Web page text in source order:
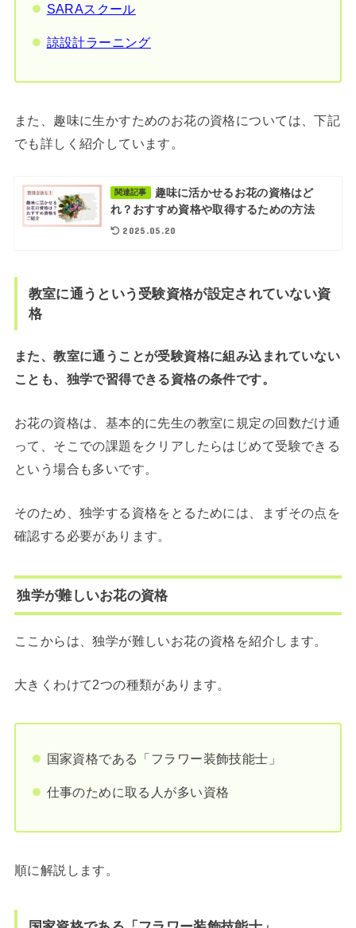
SARAスクール
諒設計ラーニング
また、趣味に生かすためのお花の資格については、下記
でも詳しく紹介しています。
関連記事
趣味に活かせるお花の資格はど
れ？おすすめ資格や取得するための方法
2025.05.20
教室に通うという受験資格が設定されていない資
格
また、教室に通うことが受験資格に組み込まれていない
ことも、独学で習得できる資格の条件です。
お花の資格は、基本的に先生の教室に規定の回数だけ通
って、そこでの課題をクリアしたらはじめて受験できる
という場合も多いです。
そのため、独学する資格をとるためには、まずその点を
確認する必要があります。
独学が難しいお花の資格
ここからは、独学が難しいお花の資格を紹介します。
大きくわけて2つの種類があります。
国家資格である「フラワー装飾技能士」
仕事のために取る人が多い資格
順に解説します。